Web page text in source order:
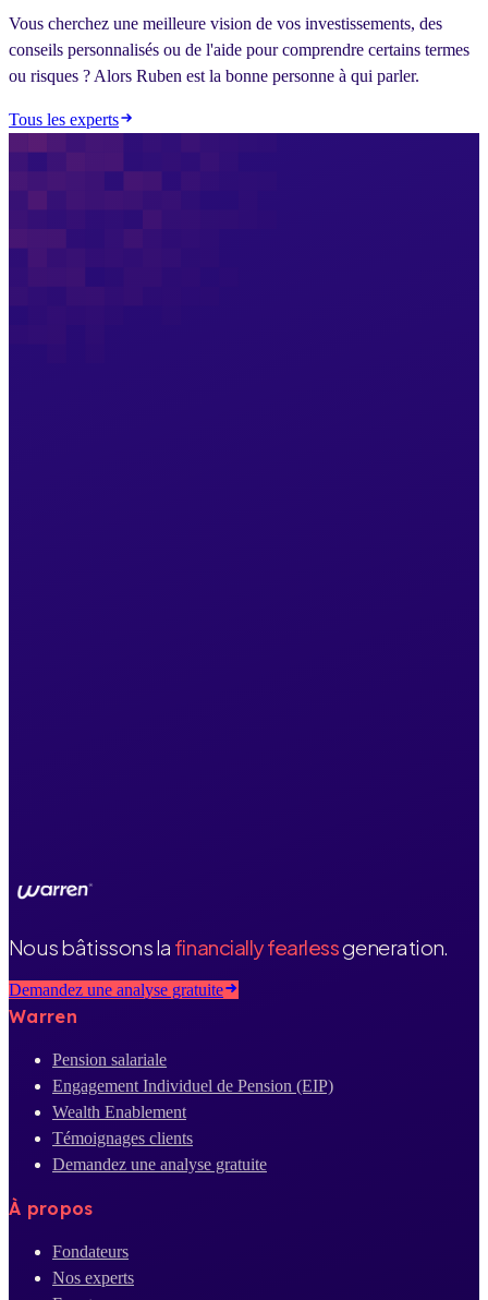
Vous cherchez une meilleure vision de vos investissements, des
conseils personnalisés ou de l'aide pour comprendre certains termes
ou risques ? Alors Ruben est la bonne personne à qui parler.
Tous les experts
Nous bâtissons la financially fearlessgeneration.
Demandez une analyse gratuite
Warren
Pension salariale
Engagement Individuel de Pension (EIP)
Wealth Enablement
Témoignages clients
Demandez une analyse gratuite
À propos
Fondateurs
Nos experts